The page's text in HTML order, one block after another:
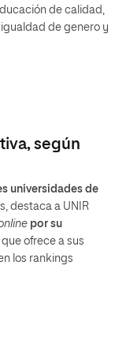
de calidad,
de genero y
según
universidades de
destaca a UNIR
por su
que ofrece a sus
los rankings